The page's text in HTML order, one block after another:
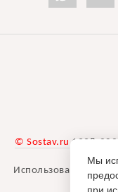
© Sostav.ru 1998-
Использование
Мы